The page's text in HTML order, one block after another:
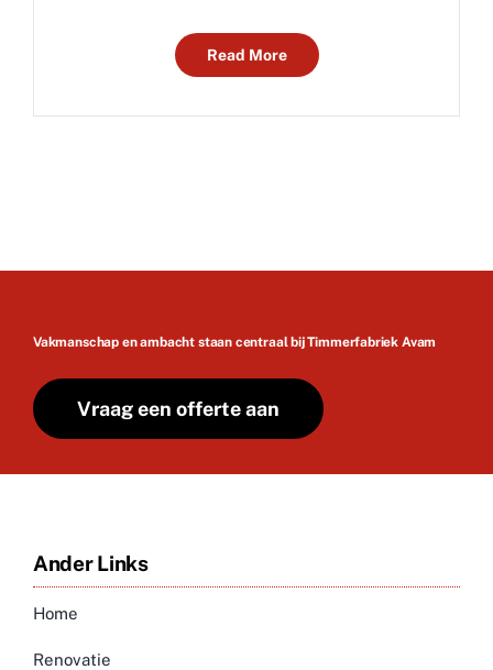
Read More
Vakmanschap en ambacht staan centraal bij Timmerfabriek Avam
Vraag een offerte aan
Ander Links
Home
Renovatie